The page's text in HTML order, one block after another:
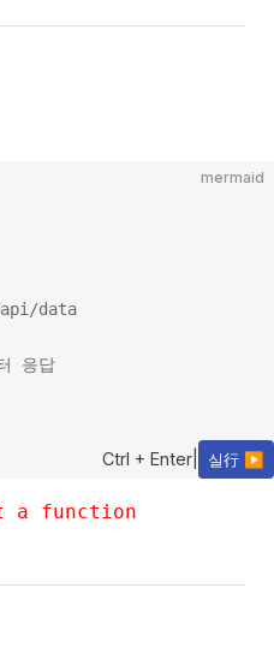
mermaid
data
응답
Ctrl + Enter 실行 ▶
a function